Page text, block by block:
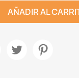
AÑADIR AL